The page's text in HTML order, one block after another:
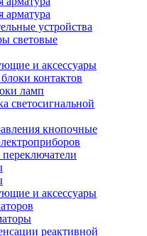
арматура
устройства
световые
и аксессуары
контактов
ламп
светосигнальной
кнопочные
и аксессуары
реактивной